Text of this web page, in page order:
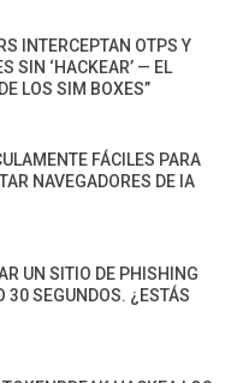
INTERCEPTAN OTPS Y
SIN ‘HACKEAR’ — EL
LOS SIM BOXES”
FÁCILES PARA
NAVEGADORES DE IA
UN SITIO DE PHISHING
30 SEGUNDOS. ¿ESTÁS